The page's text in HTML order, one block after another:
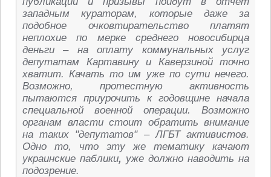
западным кураторам, которые даже за
подобное очковтирательство платят
неплохие по мерке среднего новосибирца
деньги – на оплату коммунальных услуг
депутатам Картавину и Каверзиной точно
хватит. Качать то им уже по сути нечего.
Возможно, протестную активность
пытаются приурочить к годовщине начала
специальной военной операции. Возможно
органам власти стоит обратить внимание
на таких "депутатов" – ЛГБТ активистов.
Одно то, что эту же тематику качают
украинские паблики, уже должно наводить на
подозрение.